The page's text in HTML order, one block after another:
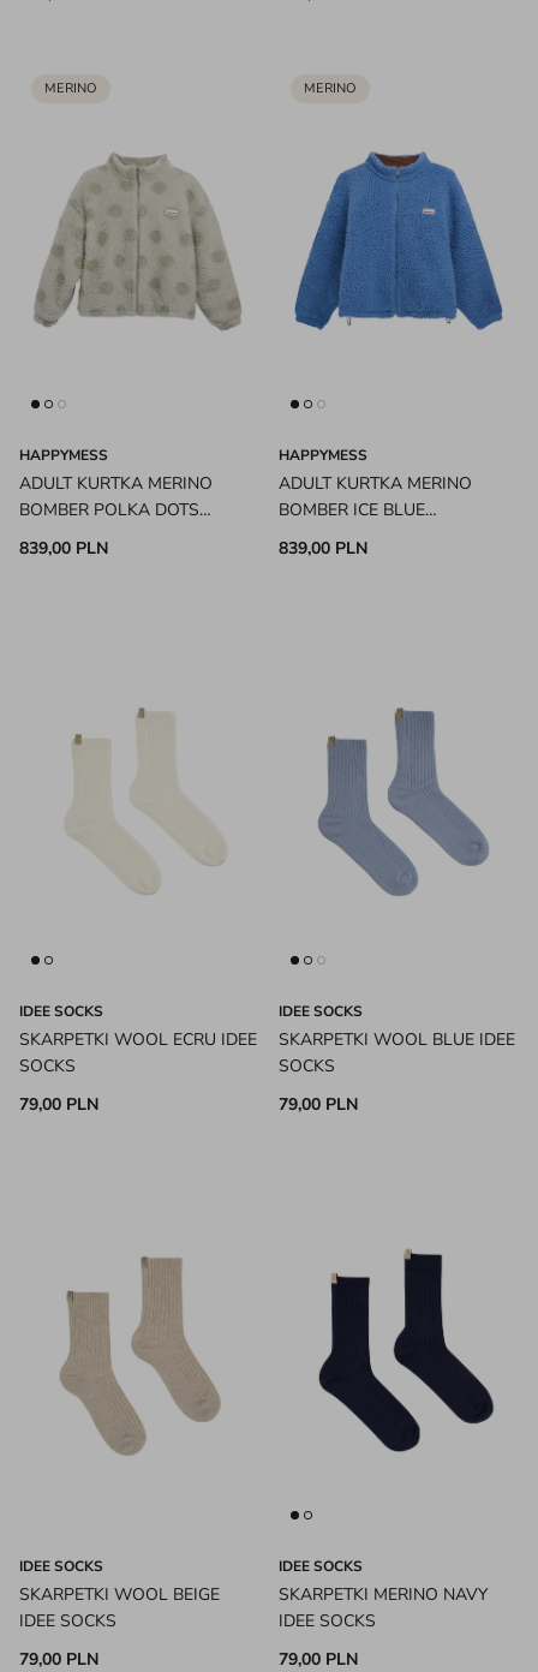
MERINO
HAPPYMESS
ADULT KURTKA MERINO
BOMBER POLKA DOTS
HAPPYMESS
839,00 PLN
MERINO
HAPPYMESS
ADULT KURTKA MERINO
BOMBER ICE BLUE
HAPPYMESS
839,00 PLN
IDEE SOCKS
SKARPETKI WOOL ECRU IDEE
SOCKS
79,00 PLN
IDEE SOCKS
SKARPETKI WOOL BLUE IDEE
SOCKS
79,00 PLN
IDEE SOCKS
SKARPETKI WOOL BEIGE
IDEE SOCKS
79,00 PLN
IDEE SOCKS
SKARPETKI MERINO NAVY
IDEE SOCKS
79,00 PLN